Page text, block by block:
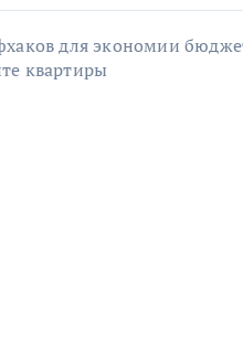
для экономии
квартиры